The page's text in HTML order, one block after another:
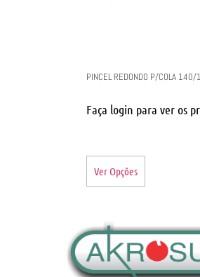
PINCEL REDONDO P/COLA
Faça login para ver os
Ver Opções